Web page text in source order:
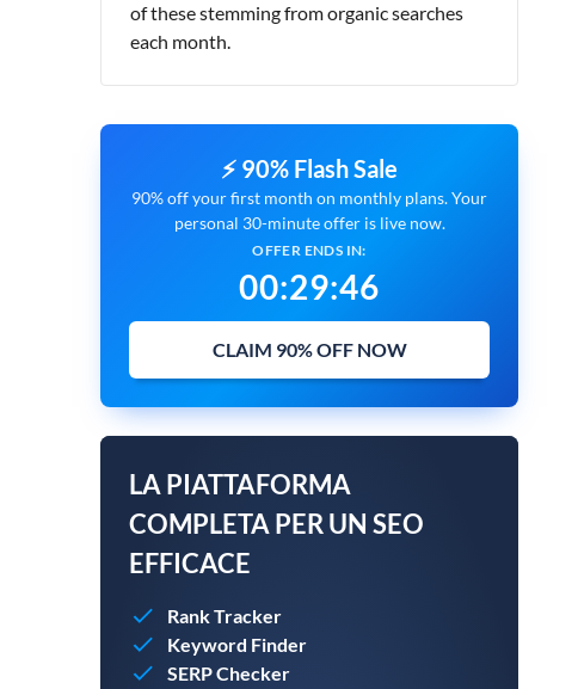
of these stemming from organic searches
each month.
⚡ 90% Flash Sale
90% off your first month on monthly plans. Your
personal 30-minute offer is live now.
OFFER ENDS IN:
00:29:45
CLAIM 90% OFF NOW
LA PIATTAFORMA
COMPLETA PER UN SEO
EFFICACE
Rank Tracker
Keyword Finder
SERP Checker